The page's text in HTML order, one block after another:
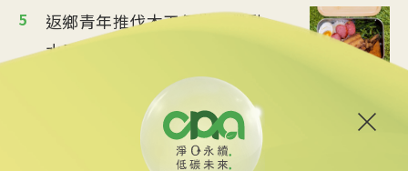
5
返鄉青年推伐木工便當 帶動
水里觀光與減碳經濟
台中智慧停車無紙化9/8上線